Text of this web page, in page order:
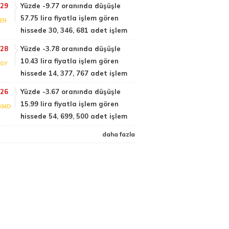
Yüzde -9.77 oranında düşüşle
57.75 lira fiyatla işlem gören
hissede 30, 346, 681 adet işlem
Yüzde -3.78 oranında düşüşle
10.43 lira fiyatla işlem gören
hissede 14, 377, 767 adet işlem
Yüzde -3.67 oranında düşüşle
15.99 lira fiyatla işlem gören
hissede 54, 699, 500 adet işlem
daha fazla